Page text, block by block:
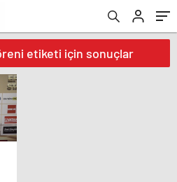
etiketi için sonuçlar